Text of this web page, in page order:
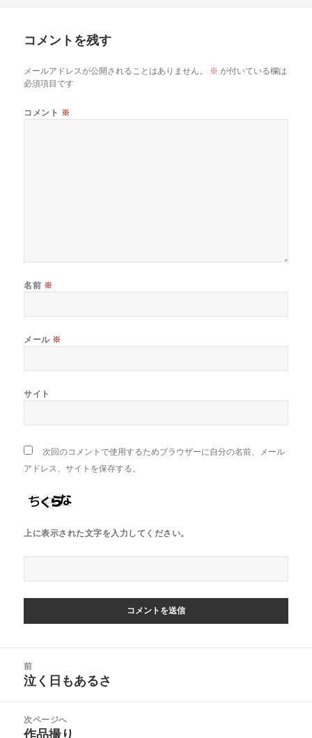
コメントを残す
メールアドレスが公開されることはありません。 ※ が付いている欄は
必須項目です
コメント ※
名前 ※
メール ※
サイト
次回のコメントで使用するためブラウザーに自分の名前、メール
アドレス、サイトを保存する。
上に表示された文字を入力してください。
前
前
投
稿:
泣く日もあるさ
次ページへ
次
作品撮り